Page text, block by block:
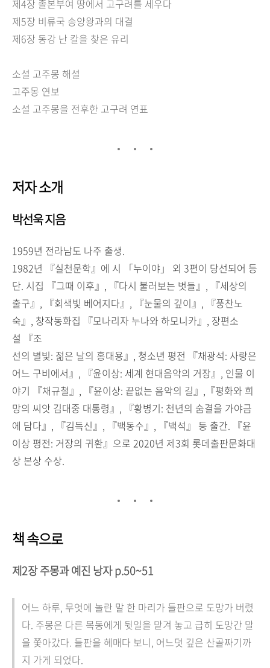
제4장 졸본부여 땅에서 고구려를 세우다
제5장 비류국 송양왕과의 대결
제6장 동강 난 칼을 찾은 유리
소설 고주몽 해설
고주몽 연보
소설 고주몽을 전후한 고구려 연표
저자 소개
박선욱 지음
1959년 전라남도 나주 출생.
1982년 『실천문학』에 시 「누이야」 외 3편이 당선되어 등
단. 시집 『그때 이후』, 『다시 불러보는 벗들』, 『세상의
출구』, 『회색빛 베어지다』, 『눈물의 깊이』, 『풍찬노
숙』, 창작동화집 『모나리자 누나와 하모니카』, 장편소
설 『조
선의 별빛: 젊은 날의 홍대용』, 청소년 평전 『채광석: 사랑은
어느 구비에서』, 『윤이상: 세계 현대음악의 거장』, 인물 이
야기 『채규철』, 『윤이상: 끝없는 음악의 길』,『평화와 희
망의 씨앗 김대중 대통령』, 『황병기: 천년의 숨결을 가야금
에 담다』, 『김득신』, 『백동수』, 『백석』 등 출간. 『윤
이상 평전: 거장의 귀환』으로 2020년 제3회 롯데출판문화대
상 본상 수상.
책 속으로
제2장 주몽과 예진 낭자 p.50~51
어느 하루, 무엇에 놀란 말 한 마리가 들판으로 도망가 버렸
다. 주몽은 다른 목동에게 뒷일을 맡겨 놓고 급히 도망간 말
을 쫓아갔다. 들판을 헤매다 보니, 어느덧 깊은 산골짜기까
지 가게 되었다.